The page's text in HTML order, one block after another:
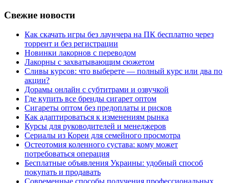
Свежие новости
Как скачать игры без лаунчера на ПК бесплатно через
торрент и без регистрации
Новинки лакорнов с переводом
Лакорны с захватывающим сюжетом
Сливы курсов: что выберете — полный курс или два по
акции?
Дорамы онлайн с субтитрами и озвучкой
Где купить все бренды сигарет оптом
Сигареты оптом без предоплаты и рисков
Как адаптироваться к изменениям рынка
Курсы для руководителей и менеджеров
Сериалы из Кореи для семейного просмотра
Остеотомия коленного сустава: кому может
потребоваться операция
Бесплатные объявления Украины: удобный способ
покупать и продавать